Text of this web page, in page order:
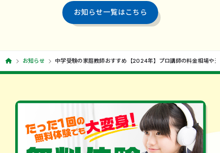
お知らせ一覧はこちら
お知らせ 中学受験の家庭教師おすすめ【2024年】プロ講師の料金相場や